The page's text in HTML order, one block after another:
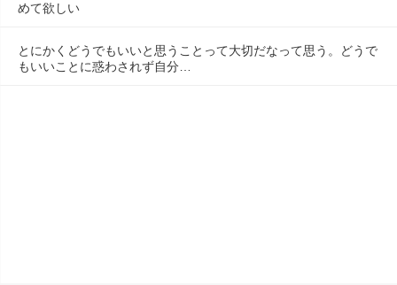
めて欲しい
とにかくどうでもいいと思うことって大切だなって思う。どうで
もいいことに惑わされず自分…